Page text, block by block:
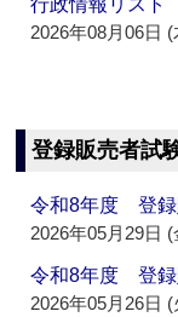
行政情報リス
2026年08月06日 (
登録販売者試
令和8年度 登
2026年05月29日 (
令和8年度 登
2026年05月26日 (